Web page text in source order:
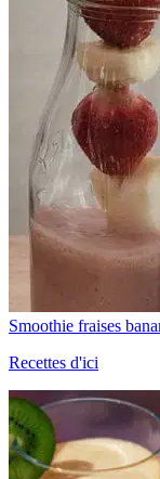
Smoothie fraises
Recettes d'ici